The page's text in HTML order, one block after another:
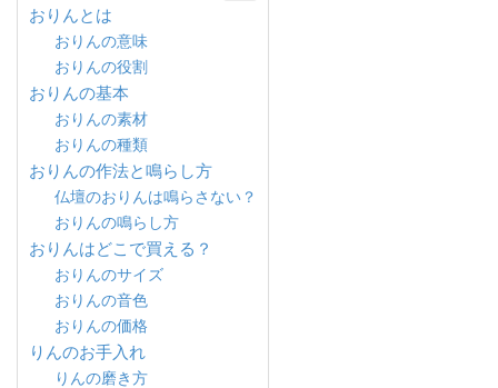
おりんとは
おりんの意味
おりんの役割
おりんの基本
おりんの素材
おりんの種類
おりんの作法と鳴らし方
仏壇のおりんは鳴らさない？
おりんの鳴らし方
おりんはどこで買える？
おりんのサイズ
おりんの音色
おりんの価格
りんのお手入れ
りんの磨き方